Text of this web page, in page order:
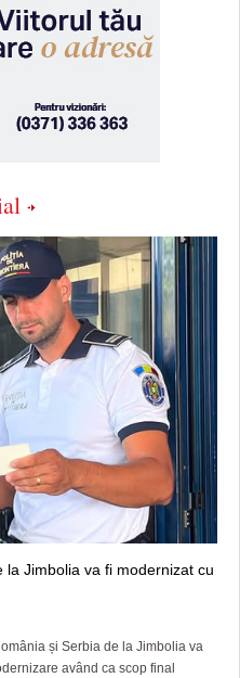
Jimbolia va fi modernizat cu
și Serbia de la Jimbolia va
având ca scop final